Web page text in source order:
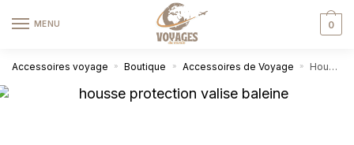
MENU 0
Accessoires voyage » Boutique » Accessoires de Voyage » Housse de Valise Baleine